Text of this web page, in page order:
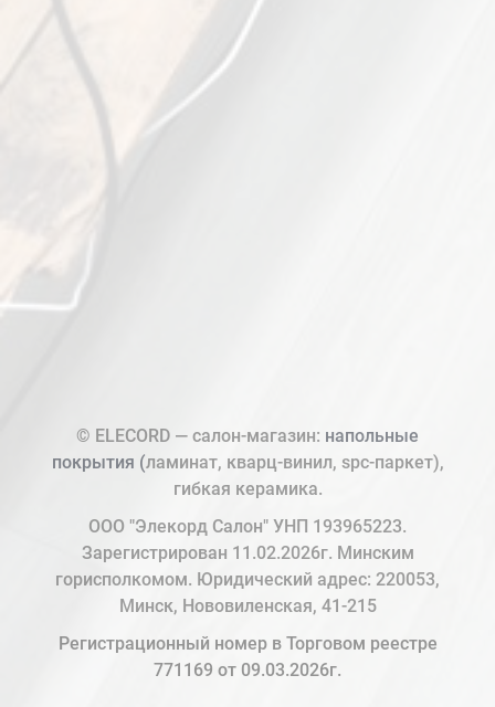
© ELECORD — салон-магазин: напольные
покрытия (ламинат, кварц-винил, spc-паркет),
гибкая керамика.
ООО "Элекорд Салон" УНП 193965223.
Зарегистрирован 11.02.2026г. Минским
горисполкомом. Юридический адрес: 220053,
Минск, Нововиленская, 41-215
Регистрационный номер в Торговом реестре
771169 от 09.03.2026г.